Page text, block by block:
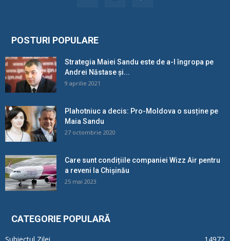
POSTURI POPULARE
Strategia Maiei Sandu este de a-l îngropa pe
Andrei Năstase și...
9 aprilie 2021
Plahotniuc a decis: Pro-Moldova o susține pe
Maia Sandu
27 octombrie 2020
Care sunt condițiile companiei Wizz Air pentru
a reveni la Chișinău
25 mai 2023
CATEGORIE POPULARĂ
Subiectul Zilei 14972